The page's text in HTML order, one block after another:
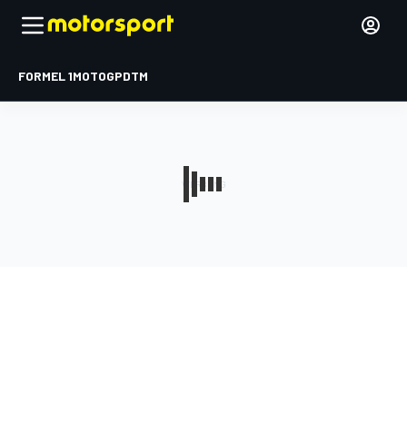
FORMEL 1MOTOGPDTM